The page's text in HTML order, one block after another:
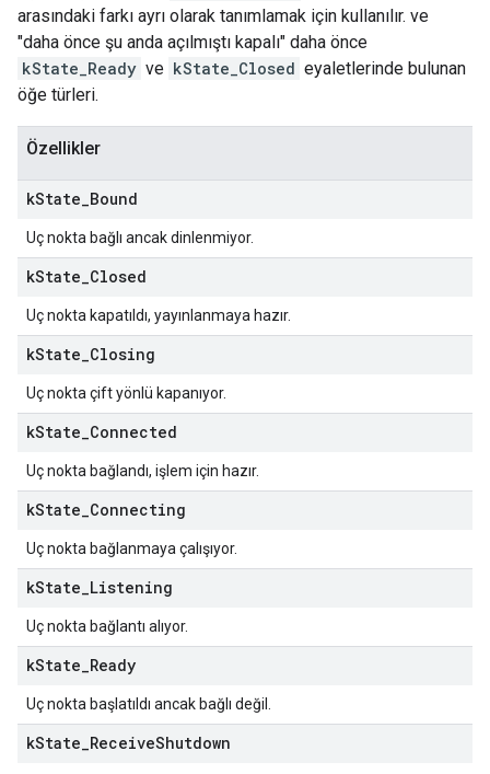
arasındaki farkı ayrı olarak tanımlamak için kullanılır. ve
"daha önce şu anda açılmıştı kapalı" daha önce
kState_Ready ve kState_Closed eyaletlerinde bulunan
öğe türleri.
Özellikler
kState Bound
Uç nokta bağlı ancak dinlenmiyor.
kState Closed
Uç nokta kapatıldı, yayınlanmaya hazır.
kState Closing
Uç nokta çift yönlü kapanıyor.
kState Connected
Uç nokta bağlandı, işlem için hazır.
kState Connecting
Uç nokta bağlanmaya çalışıyor.
kState Listening
Uç nokta bağlantı alıyor.
kState Ready
Uç nokta başlatıldı ancak bağlı değil.
kState ReceiveShutdown